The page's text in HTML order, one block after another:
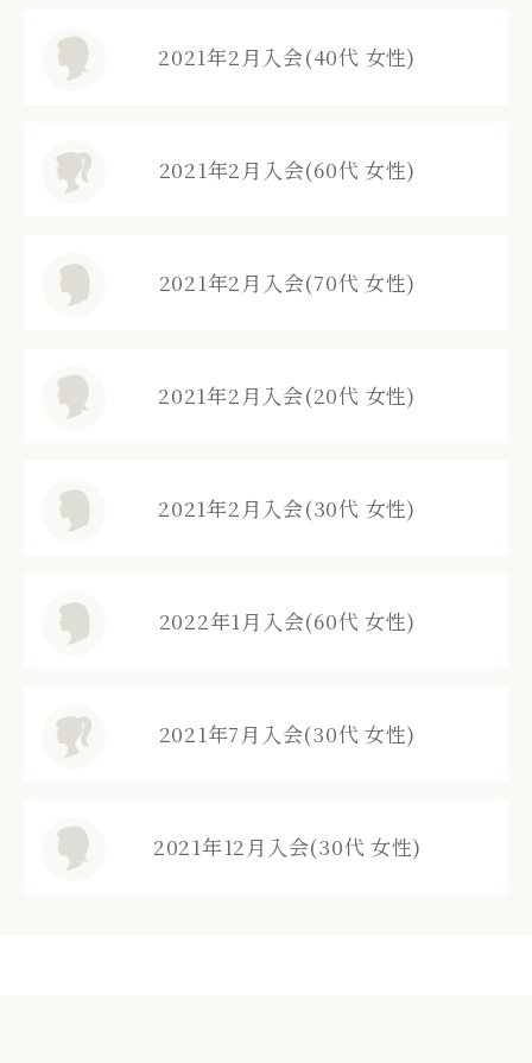
2021年2月入会(40代 女性)
2021年2月入会(60代 女性)
2021年2月入会(70代 女性)
2021年2月入会(20代 女性)
2021年2月入会(30代 女性)
2022年1月入会(60代 女性)
2021年7月入会(30代 女性)
2021年12月入会(30代 女性)